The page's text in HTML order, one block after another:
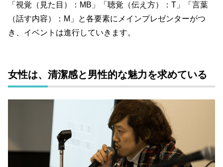
「視覚（見た目）：MB」「聴覚（伝え方）：T」「言葉
（話す内容）：M」と各要素にメインプレゼンターがつ
き、イベントは進行していきます。
女性は、清潔感と男性的な魅力を求めている